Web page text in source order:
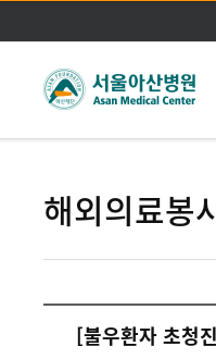
해외의료봉
[불우환자 초청